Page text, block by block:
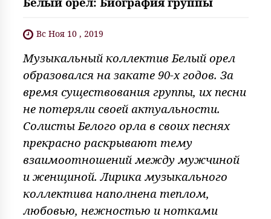
Вс Ноя 10 , 2019
Музыкальный коллектив Белый орел
образовался на закате 90-х годов. За
время существования группы, их песни
не потеряли своей актуальности.
Солисты Белого орла в своих песнях
прекрасно раскрывают тему
взаимоотношений между мужчиной
и женщиной. Лирика музыкального
коллектива наполнена теплом,
любовью, нежностью и нотками